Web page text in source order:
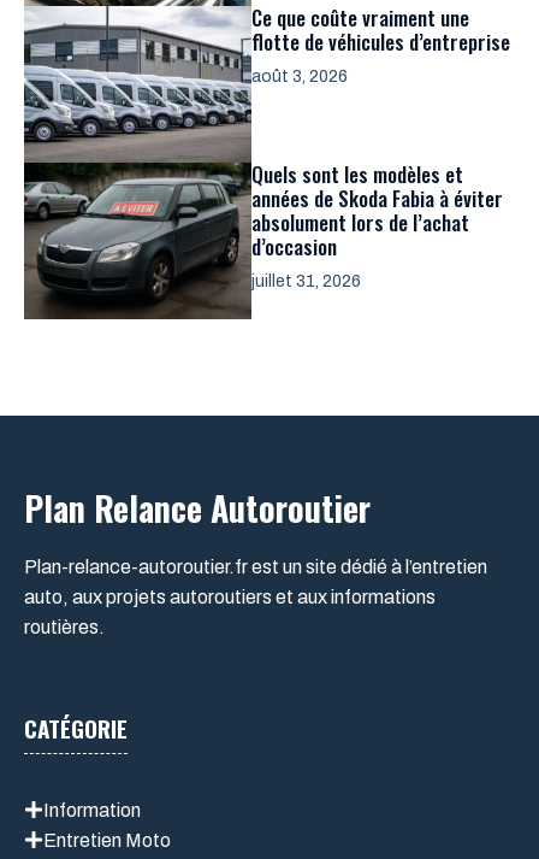
Ce que coûte vraiment une
flotte de véhicules d’entreprise
août 3, 2026
Quels sont les modèles et
années de Skoda Fabia à éviter
absolument lors de l’achat
d’occasion
juillet 31, 2026
Plan Relance Autoroutier
Plan-relance-autoroutier.fr est un site dédié à l’entretien
auto, aux projets autoroutiers et aux informations
routières.
CATÉGORIE
Information
Entretien Moto